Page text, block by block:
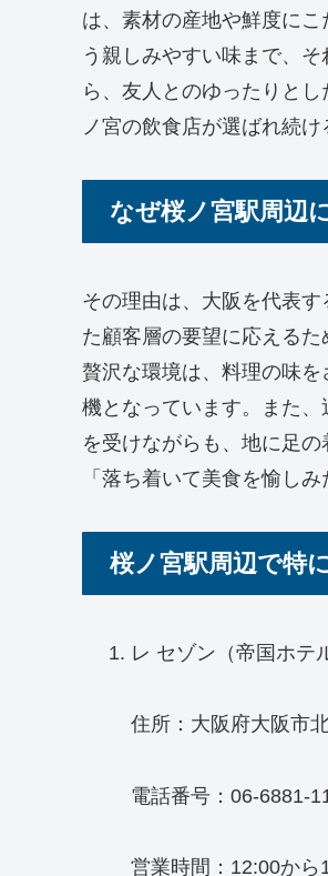
は、素材の産地や鮮度に
う親しみやすい味まで、
ら、友人とのゆったりと
ノ宮の飲食店が選ばれ続
なぜ桜ノ宮駅周辺
その理由は、大阪を代表
た顧客層の要望に応える
贅沢な環境は、料理の味
機となっています。また
を受けながらも、地に足
「落ち着いて美食を愉し
桜ノ宮駅周辺で特
レ セゾン（帝国ホテ
住所：大阪府大阪市
電話番号：06-6881-
営業時間：12:00か